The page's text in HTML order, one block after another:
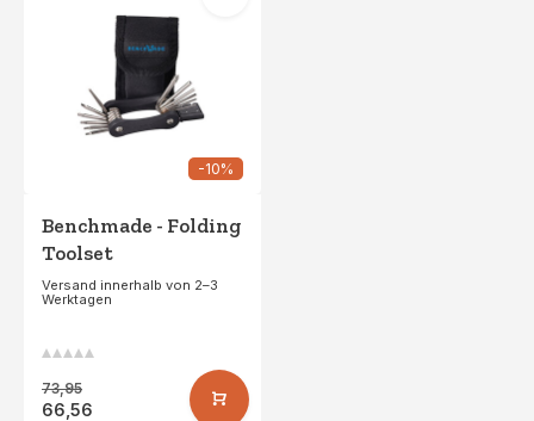
-10%
Benchmade - Folding
Toolset
Versand innerhalb von 2–3
Werktagen
73,95
66,56